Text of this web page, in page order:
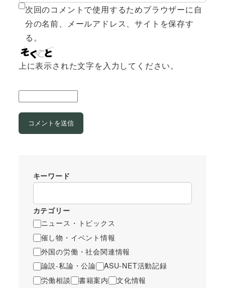
次回のコメントで使用するためブラウザーに自
分の名前、メールアドレス、サイトを保存す
る。
上に表示された文字を入力してください。
キーワード
カテゴリー
ニュース・トピックス
催し物・イベント情報
外国の労働・社会関連情報
論説-私論・公論
ASU-NET活動記録
労働相談
書籍案内
文化情報